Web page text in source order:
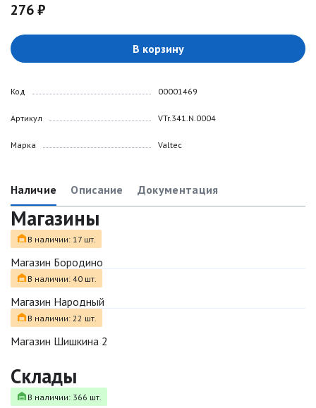
276 ₽
В корзину
Код
Артикул
Марка
00001469
VTr.341.N.0004
Valtec
Наличие Описание Документация
Магазины
В наличии: 17 шт.
Магазин Бородино
В наличии: 40 шт.
Магазин Народный
В наличии: 22 шт.
Магазин Шишкина 2
Склады
В наличии: 366 шт.